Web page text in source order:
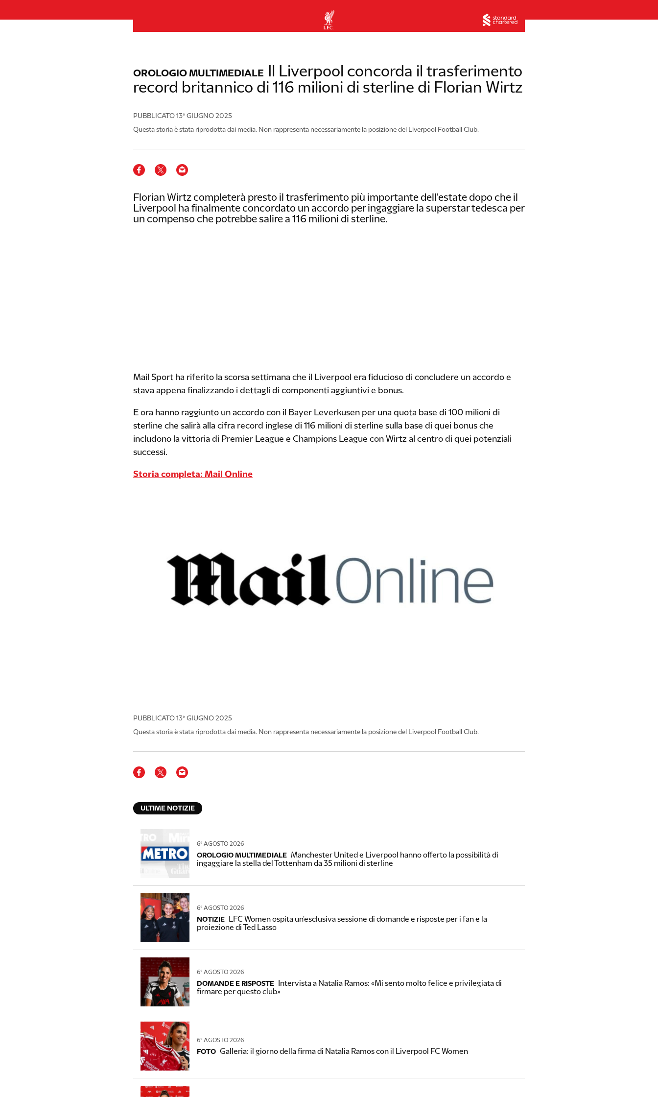
OROLOGIO MULTIMEDIALE
Il Liverpool concorda il trasferimento
record britannico di 116 milioni di sterline di Florian Wirtz
PUBBLICATO 13º GIUGNO 2025
Questa storia è stata riprodotta dai media. Non rappresenta necessariamente la posizione del Liverpool Football Club.
Florian Wirtz completerà presto il trasferimento più importante dell'estate dopo che il
Liverpool ha finalmente concordato un accordo per ingaggiare la superstar tedesca per
un compenso che potrebbe salire a 116 milioni di sterline.
Mail Sport ha riferito la scorsa settimana che il Liverpool era fiducioso di concludere un accordo e
stava appena finalizzando i dettagli di componenti aggiuntivi e bonus.
E ora hanno raggiunto un accordo con il Bayer Leverkusen per una quota base di 100 milioni di
sterline che salirà alla cifra record inglese di 116 milioni di sterline sulla base di quei bonus che
includono la vittoria di Premier League e Champions League con Wirtz al centro di quei potenziali
successi.
Storia completa: Mail Online
PUBBLICATO 13º GIUGNO 2025
Questa storia è stata riprodotta dai media. Non rappresenta necessariamente la posizione del Liverpool Football Club.
ULTIME NOTIZIE
6º AGOSTO 2026
OROLOGIO MULTIMEDIALE Manchester United e Liverpool hanno offerto la possibilità di
ingaggiare la stella del Tottenham da 35 milioni di sterline
6º AGOSTO 2026
NOTIZIE
LFC Women ospita un'esclusiva sessione di domande e risposte per i fan e la
proiezione di Ted Lasso
6º AGOSTO 2026
DOMANDE E RISPOSTE
Intervista a Natalia Ramos: «Mi sento molto felice e privilegiata di
firmare per questo club»
6º AGOSTO 2026
FOTO Galleria: il giorno della firma di Natalia Ramos con il Liverpool FC Women